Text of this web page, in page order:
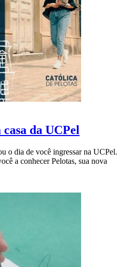
da UCPel
o dia de você ingressar na UCPel.
a conhecer Pelotas, sua nova